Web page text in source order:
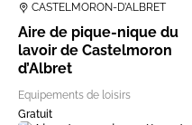
CASTELMORON-D’ALBRET
Aire de pique-nique du
lavoir de Castelmoron
d’Albret
Equipements de loisirs
Gratuit